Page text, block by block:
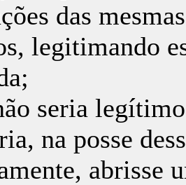
das
legitimando
seria
na posse
abrisse